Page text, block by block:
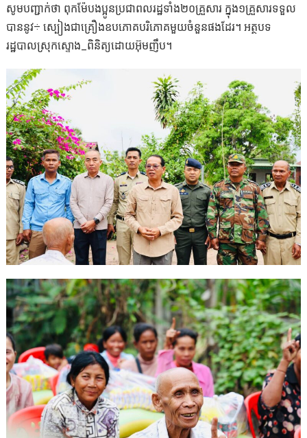
សូមបញ្ជាក់ថា ពុកម៉ែបងប្អូនប្រជាពលរដ្ឋទាំង២០គ្រួសារ ក្នុង១គ្រួសារទទួល
បាននូវ÷ ស្បៀងជាគ្រឿងឧបភោគបរិភោគមួយចំនួនផងដែរ។ អត្ថបទ
រដ្ឋបាលស្រុកស្ទោង_ពិនិត្យដោយអ៊ុមញឹប។